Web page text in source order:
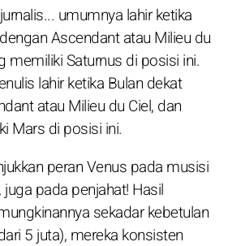
umumnya lahir ketika
Ascendant atau Milieu du
memiliki Saturnus di posisi ini.
lahir ketika Bulan dekat
atau Milieu du Ciel, dan
Mars di posisi ini.
peran Venus pada musisi
juga pada penjahat! Hasil
sekadar kebetulan
5 juta), mereka konsisten